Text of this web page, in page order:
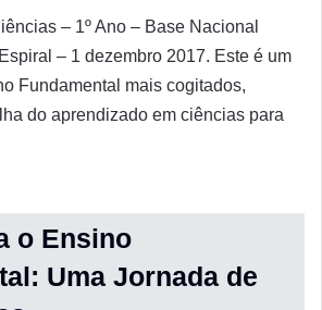
– 1º Ano – Base Nacional
– 1 dezembro 2017. Este é um
Fundamental mais cogitados,
do aprendizado em ciências para
o Ensino
Uma Jornada de